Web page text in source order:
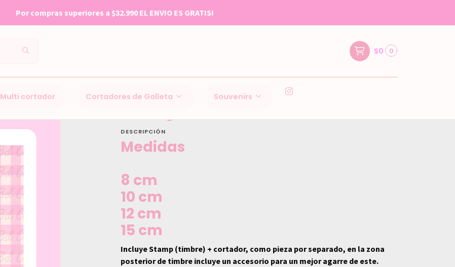
$0 0
Multi cortador Cortadores de Galleta Souvenirs
Por compras superiores a $32.990 EL ENVIO ES GRATIS!
DESCRIPCIÓN
Medidas
8 cm
10 cm
12 cm
15 cm
Incluye Stamp (timbre) + cortador, como pieza por separado, en la zona
posterior de timbre incluye un accesorio para un mejor agarre de este.